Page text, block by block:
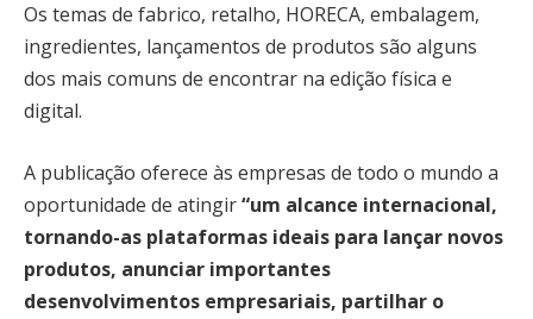
Os temas de fabrico, retalho, HORECA, embalagem,
ingredientes, lançamentos de produtos são alguns
dos mais comuns de encontrar na edição física e
digital.
A publicação oferece às empresas de todo o mundo a
oportunidade de atingir“um alcance internacional,
tornando-as plataformas ideais para lançar novos
produtos, anunciar importantes
desenvolvimentos empresariais, partilhar o